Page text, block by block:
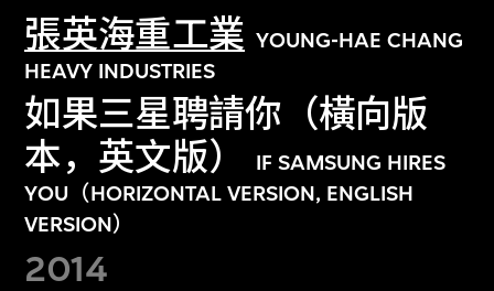
張英海重工業 YOUNG-HAE CHANG
HEAVY INDUSTRIES
如果三星聘請你（橫向版
本，英文版）
IF SAMSUNG HIRES
YOU（HORIZONTAL VERSION, ENGLISH
VERSION）
2014
文化藏品。